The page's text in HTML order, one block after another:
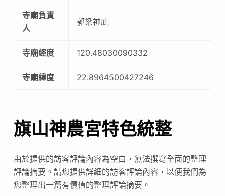
寺廟負責
人
郭梁神庇
寺廟經度 120.48030090332
寺廟緯度 22.8964500427246
旗山神農宮特色統整
由於提供的訪客評論內容為空白，無法撰寫全面的整理
評論摘要。請您提供詳細的訪客評論內容，以便我們為
您整理出一篇有價值的整理評論摘要。